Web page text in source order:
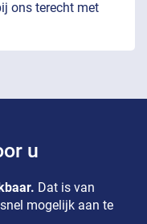
ons terecht met
u
Dat is van
mogelijk aan te